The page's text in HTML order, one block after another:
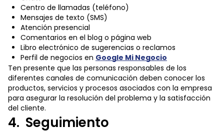
Centro de llamadas (teléfono)
Mensajes de texto (SMS)
Atención presencial
Comentarios en el blog o página web
Libro electrónico de sugerencias o reclamos
Perfil de negocios en Google Mi Negocio
Ten presente que las personas responsables de los
diferentes canales de comunicación deben conocer los
productos, servicios y procesos asociados con la empresa
para asegurar la resolución del problema y la satisfacción
del cliente.
4. Seguimiento